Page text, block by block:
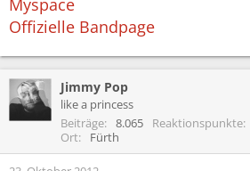
Myspace
Offizielle Bandpage
Jimmy Pop
like a princess
Beiträge
8.065 Reaktionspunkte
Ort
Fürth